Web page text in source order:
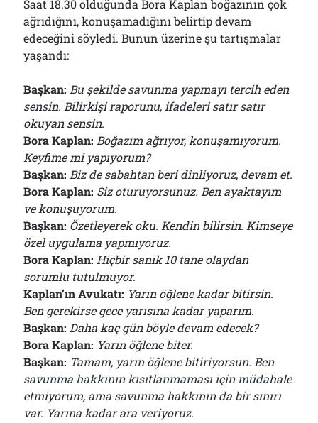
Saat 18.30 olduğunda Bora Kaplan boğazının çok
ağrıdığını, konuşamadığını belirtip devam
edeceğini söyledi. Bunun üzerine şu tartışmalar
yaşandı:
Başkan: Bu şekilde savunma yapmayı tercih eden
sensin. Bilirkişi raporunu, ifadeleri satır satır
okuyan sensin.
Bora Kaplan: Boğazım ağrıyor, konuşamıyorum.
Keyfime mi yapıyorum?
Başkan: Biz de sabahtan beri dinliyoruz, devam et.
Bora Kaplan: Siz oturuyorsunuz. Ben ayaktayım
ve konuşuyorum.
Başkan: Özetleyerek oku. Kendin bilirsin. Kimseye
özel uygulama yapmıyoruz.
Bora Kaplan: Hiçbir sanık 10 tane olaydan
sorumlu tutulmuyor.
Kaplan’ın Avukatı: Yarın öğlene kadar bitirsin.
Ben gerekirse gece yarısına kadar yaparım.
Başkan: Daha kaç gün böyle devam edecek?
Bora Kaplan: Yarın öğlene biter.
Başkan: Tamam, yarın öğlene bitiriyorsun. Ben
savunma hakkının kısıtlanmaması için müdahale
etmiyorum, ama savunma hakkının da bir sınırı
var. Yarına kadar ara veriyoruz.